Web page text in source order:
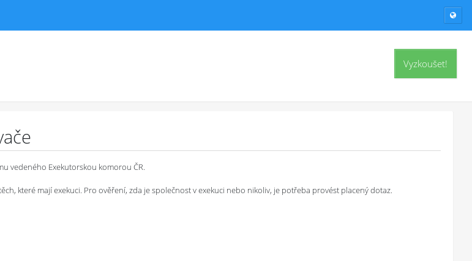
Vyzkoušet!
vedeného Exekutorskou komorou ČR.
které mají exekuci. Pro ověření, zda je společnost v exekuci nebo nikoliv, je potřeba provést placený dotaz.